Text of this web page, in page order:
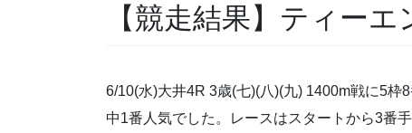
【競走結果】ティーエ
6/10(水)大井4R 3歳(七)(八)(九) 1400m戦に5
中1番人気でした。レースはスタートから3番